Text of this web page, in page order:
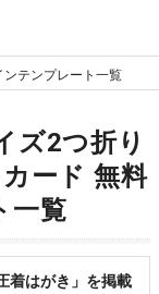
テンプレート一覧
ズ2つ折り
ード 無料
一覧
着はがき」を掲載